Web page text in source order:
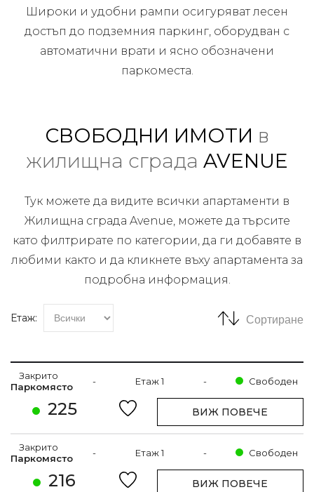
Широки и удобни рампи осигуряват лесен
достъп до подземния паркинг, оборудван с
автоматични врати и ясно обозначени
паркоместа.
СВОБОДНИ ИМОТИ в
жилищна сграда AVENUE
Тук можете да видите всички апартаменти в
Жилищна сграда Avenue, можете да търсите
като филтрирате по категории, да ги добавяте в
любими както и да кликнете въху апартамента за
подробна информация.
Етаж: Сортиране
225
Закрито
Паркомясто
- Етаж 1 - Свободен
ВИЖ ПОВЕЧЕ
216
Закрито
Паркомясто
- Етаж 1 - Свободен
ВИЖ ПОВЕЧЕ